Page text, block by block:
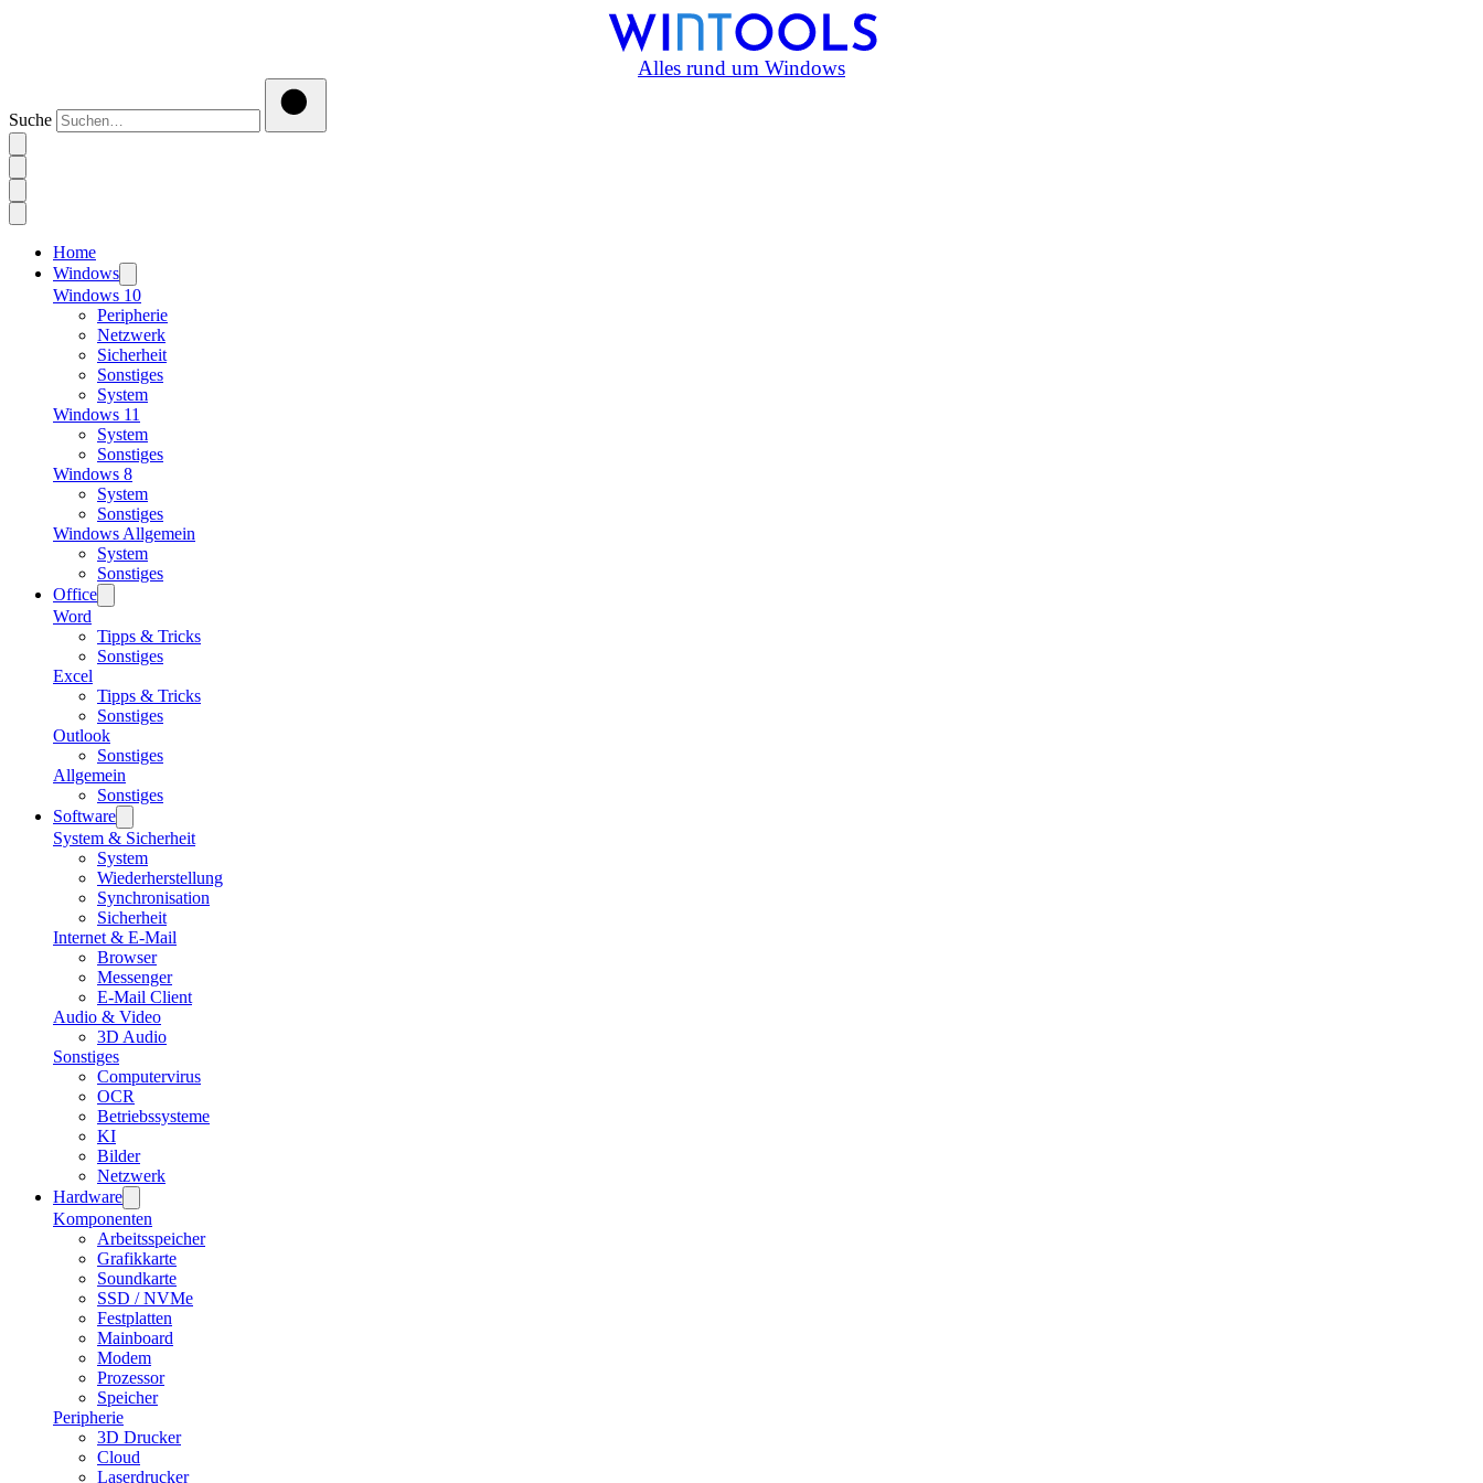
Alles rund um Windows
Suche
Home
Windows
Windows 10
Peripherie
Netzwerk
Sicherheit
Sonstiges
System
Windows 11
System
Sonstiges
Windows 8
System
Sonstiges
Windows Allgemein
System
Sonstiges
Office
Word
Tipps & Tricks
Sonstiges
Excel
Tipps & Tricks
Sonstiges
Outlook
Sonstiges
Allgemein
Sonstiges
Software
System & Sicherheit
System
Wiederherstellung
Synchronisation
Sicherheit
Internet & E-Mail
Browser
Messenger
E-Mail Client
Audio & Video
3D Audio
Sonstiges
Computervirus
OCR
Betriebssysteme
KI
Bilder
Netzwerk
Hardware
Komponenten
Arbeitsspeicher
Grafikkarte
Soundkarte
SSD / NVMe
Festplatten
Mainboard
Modem
Prozessor
Speicher
Peripherie
3D Drucker
Cloud
Laserdrucker